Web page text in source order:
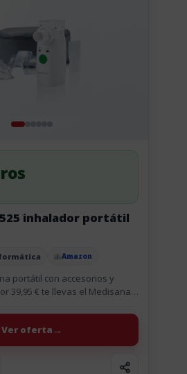
Amazon
525 inhalador portátil
portátil con accesorios y
39,95 € te llevas el Medisana
Ver oferta